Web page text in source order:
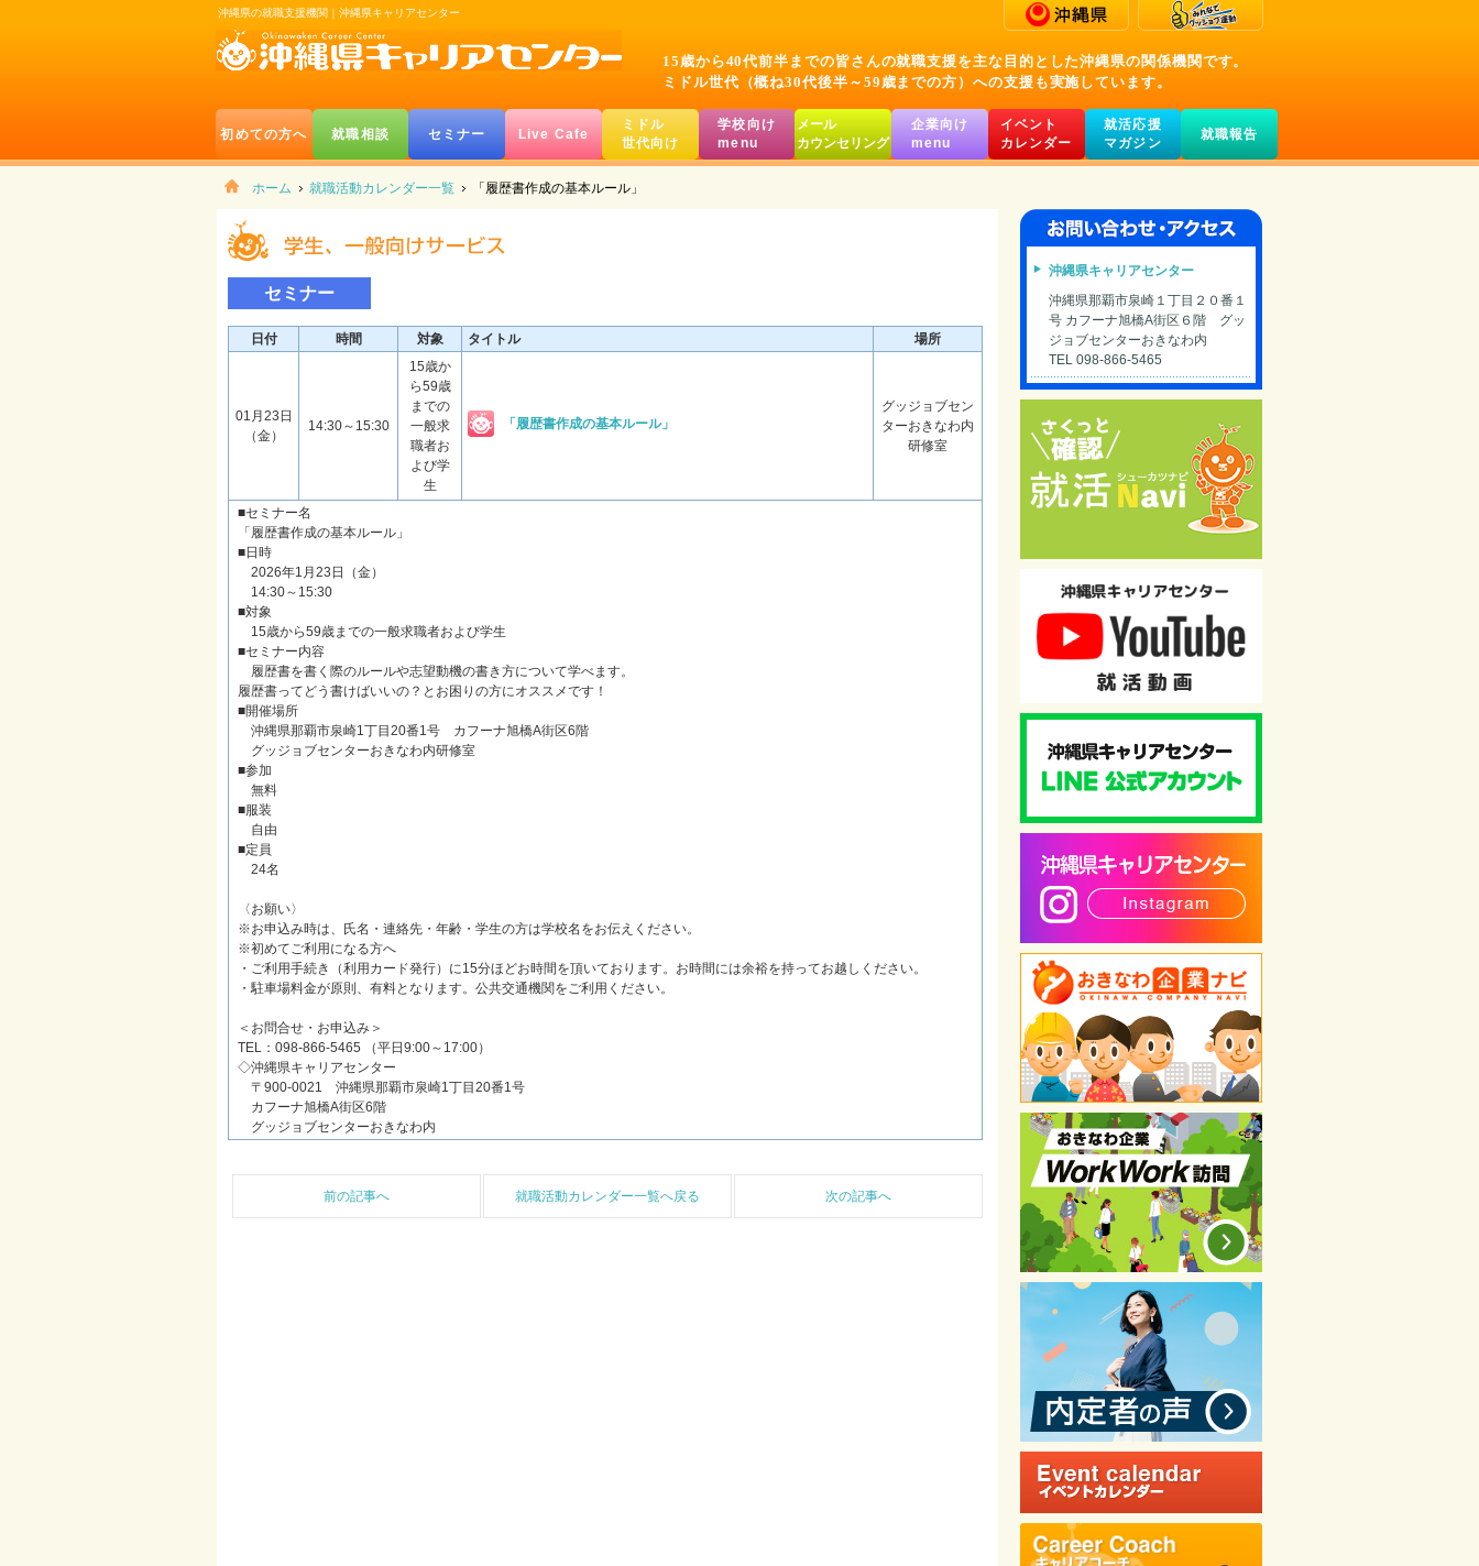
沖縄県の就職支援機関｜沖縄県キャリアセンター
15歳から40代前半までの皆さんの就職支援を主な目的とした沖縄県の関係機関です。
ミドル世代（概ね30代後半～59歳までの方）への支援も実施しています。
初めての方へ 就職相談 セミナー Live Cafe
ミドル
世代向け
学校向け
menu
メール
カウンセリング
企業向け
menu
イベント
カレンダー
就活応援
マガジン
就職報告
ホーム 就職活動カレンダー一覧 「履歴書作成の基本ルール」
セミナー
日付 時間 対象 タイトル 場所
01月23日
（金）
14:30～15:30
15歳か
ら59歳
までの
一般求
職者お
よび学
生
「履歴書作成の基本ルール」
グッジョブセン
ターおきなわ内
研修室
■セミナー名
「履歴書作成の基本ルール」
■日時
2026年1月23日（金）
14:30～15:30
■対象
15歳から59歳までの一般求職者および学生
■セミナー内容
履歴書を書く際のルールや志望動機の書き方について学べます。
履歴書ってどう書けばいいの？とお困りの方にオススメです！
■開催場所
沖縄県那覇市泉崎1丁目20番1号 カフーナ旭橋A街区6階
グッジョブセンターおきなわ内研修室
■参加
無料
■服装
自由
■定員
24名
〈お願い〉
※お申込み時は、氏名・連絡先・年齢・学生の方は学校名をお伝えください。
※初めてご利用になる方へ
・ご利用手続き（利用カード発行）に15分ほどお時間を頂いております。お時間には余裕を持ってお越しください。
・駐車場料金が原則、有料となります。公共交通機関をご利用ください。
＜お問合せ・お申込み＞
TEL：098-866-5465 （平日9:00～17:00）
◇沖縄県キャリアセンター
〒900-0021 沖縄県那覇市泉崎1丁目20番1号
カフーナ旭橋A街区6階
グッジョブセンターおきなわ内
前の記事へ 就職活動カレンダー一覧へ戻る 次の記事へ
沖縄県キャリアセンター
沖縄県那覇市泉崎１丁目２０番１
号 カフーナ旭橋A街区６階 グッ
ジョブセンターおきなわ内
TEL 098-866-5465